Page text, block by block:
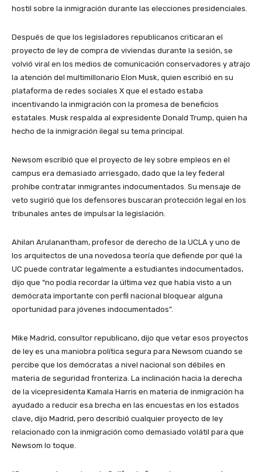
hostil sobre la inmigración durante las elecciones presidenciales.
Después de que los legisladores republicanos criticaran el
proyecto de ley de compra de viviendas durante la sesión, se
volvió viral en los medios de comunicación conservadores y atrajo
la atención del multimillonario Elon Musk, quien escribió en su
plataforma de redes sociales X que el estado estaba
incentivando la inmigración con la promesa de beneficios
estatales. Musk respalda al expresidente Donald Trump, quien ha
hecho de la inmigración ilegal su tema principal.
Newsom escribió que el proyecto de ley sobre empleos en el
campus era demasiado arriesgado, dado que la ley federal
prohíbe contratar inmigrantes indocumentados. Su mensaje de
veto sugirió que los defensores buscaran protección legal en los
tribunales antes de impulsar la legislación.
Ahilan Arulanantham, profesor de derecho de la UCLA y uno de
los arquitectos de una novedosa teoría que defiende por qué la
UC puede contratar legalmente a estudiantes indocumentados,
dijo que “no podía recordar la última vez que había visto a un
demócrata importante con perfil nacional bloquear alguna
oportunidad para jóvenes indocumentados”.
Mike Madrid, consultor republicano, dijo que vetar esos proyectos
de ley es una maniobra política segura para Newsom cuando se
percibe que los demócratas a nivel nacional son débiles en
materia de seguridad fronteriza. La inclinación hacia la derecha
de la vicepresidenta Kamala Harris en materia de inmigración ha
ayudado a reducir esa brecha en las encuestas en los estados
clave, dijo Madrid, pero describió cualquier proyecto de ley
relacionado con la inmigración como demasiado volátil para que
Newsom lo toque.